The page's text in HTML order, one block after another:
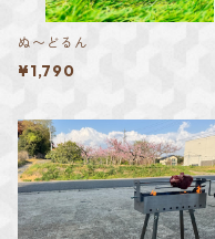
ぬ〜どるん
¥1,790